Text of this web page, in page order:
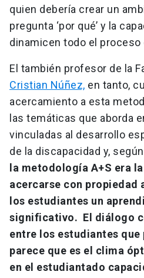
quien debería crear un
pregunta ‘por qué’ y la
dinamicen todo el proceso
El también profesor de la
Cristian Núñez, en tanto,
acercamiento a esta
las temáticas que aborda
vinculadas al desarrollo
de la discapacidad y,
la metodología A+S era
acercarse con propiedad
los estudiantes un
significativo. El diálogo
entre los estudiantes que
parece que es el clima
en el estudiantado